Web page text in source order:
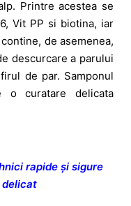
Printre acestea se
Vit PP si biotina, iar
de asemenea,
descurcare a parului
de par. Samponul
o curatare delicata
rapide și sigure
delicat